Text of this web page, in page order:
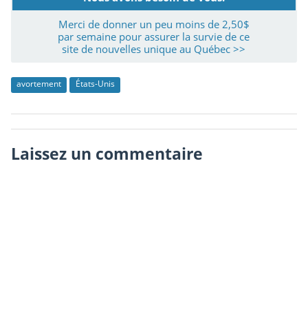
Merci de donner un peu moins de 2,50$
par semaine pour assurer la survie de ce
site de nouvelles unique au Québec >>
avortement États-Unis
Laissez un commentaire